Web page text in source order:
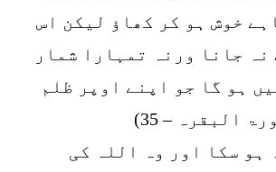
خوش ہو کر کھاؤ لیکن اس
نہ جانا ورنہ تمہارا شمار
ہو گا جو اپنے اوپر ظلم
البقرہ – 35)
ہو سکا اور وہ اللہ کی